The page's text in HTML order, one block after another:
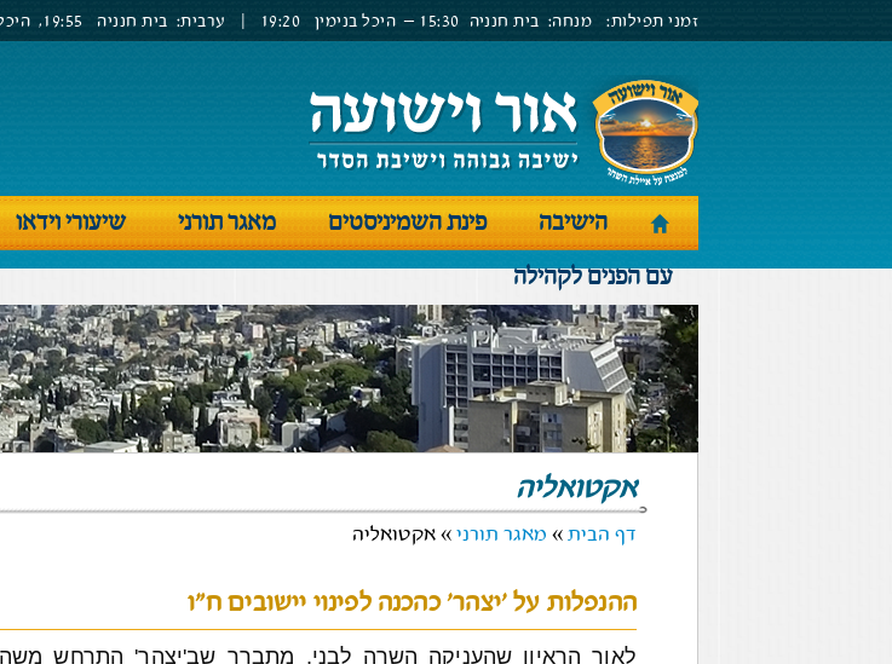
זמני תפילות: מנחה: בית חנניה 15:30 – היכל בנימין ערבית: בית חנניה
הישיבה פינת השמיניסטים מאגר תורני שיעורי וידאו
עם הפנים לקהילה
אקטואליה
דף הבית » מאגר תורני » אקטואליה
ההנפלות על 'יצהר' כהכנה לפינוי יישובים ח"ו
לאור הראיון שהעניקה השרה לבני, מתברר שב'יצהר' התרחש